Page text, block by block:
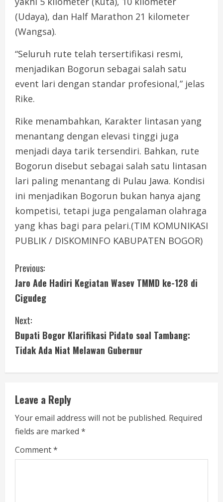
(Udaya), dan Half Marathon 21 kilometer
(Wangsa).
“Seluruh rute telah tersertifikasi resmi,
menjadikan Bogorun sebagai salah satu
event lari dengan standar profesional,” jelas
Rike.
Rike menambahkan, Karakter lintasan yang
menantang dengan elevasi tinggi juga
menjadi daya tarik tersendiri. Bahkan, rute
Bogorun disebut sebagai salah satu lintasan
lari paling menantang di Pulau Jawa. Kondisi
ini menjadikan Bogorun bukan hanya ajang
kompetisi, tetapi juga pengalaman olahraga
yang khas bagi para pelari.(TIM KOMUNIKASI
PUBLIK / DISKOMINFO KABUPATEN BOGOR)
C
o
n
t
i
n
u
e
R
e
Previous:
Jaro Ade Hadiri Kegiatan Wasev TMMD ke-128 di
Cigudeg
Next:
Bupati Bogor Klarifikasi Pidato soal Tambang:
Tidak Ada Niat Melawan Gubernur
Leave a Reply
Your email address will not be published. Required
fields are marked *
Comment*